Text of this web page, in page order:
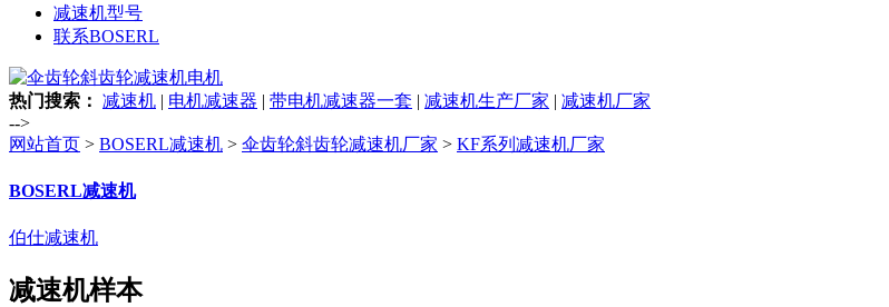
减速机型号
联系BOSERL
热门搜索： 减速机 | 电机减速器 | 带电机减速器一套 | 减速机生产厂家 | 减速机厂家
-->
网站首页 > BOSERL减速机 > 伞齿轮斜齿轮减速机厂家 > KF系列减速机厂家
BOSERL减速机
伯仕减速机
减速机样本